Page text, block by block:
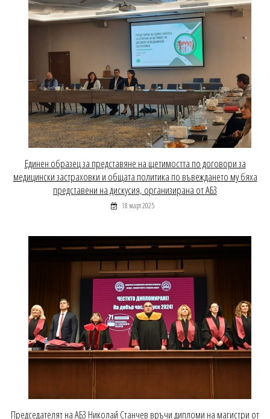
Единен образец за представяне на щетимостта по договори за
медицински застраховки и общата политика по въвеждането му бяха
представени на дискусия, организирана от АБЗ
18 март 2025
Председателят на АБЗ Николай Станчев връчи дипломи на магистри от